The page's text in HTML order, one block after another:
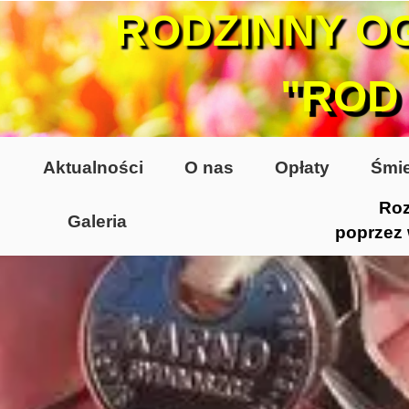
poprzez
Galeria
Lata 70-te, lata 80-te
Altany lata 70-te, 80-te
Dzień Działkowca 2005
Aktualności O nas Opłaty
RODZINNY